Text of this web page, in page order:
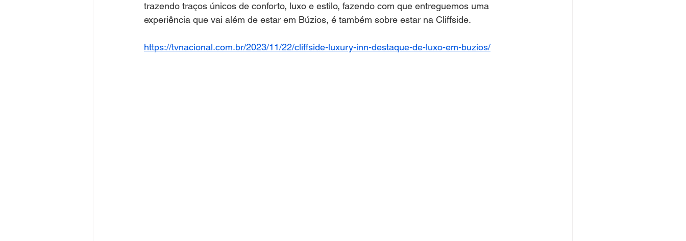
trazendo traços únicos de conforto, luxo e estilo, fazendo com que entreguemos uma
experiência que vai além de estar em Búzios, é também sobre estar na Cliffside.
https://tvnacional.com.br/2023/11/22/cliffside-luxury-inn-destaque-de-luxo-em-buzios/